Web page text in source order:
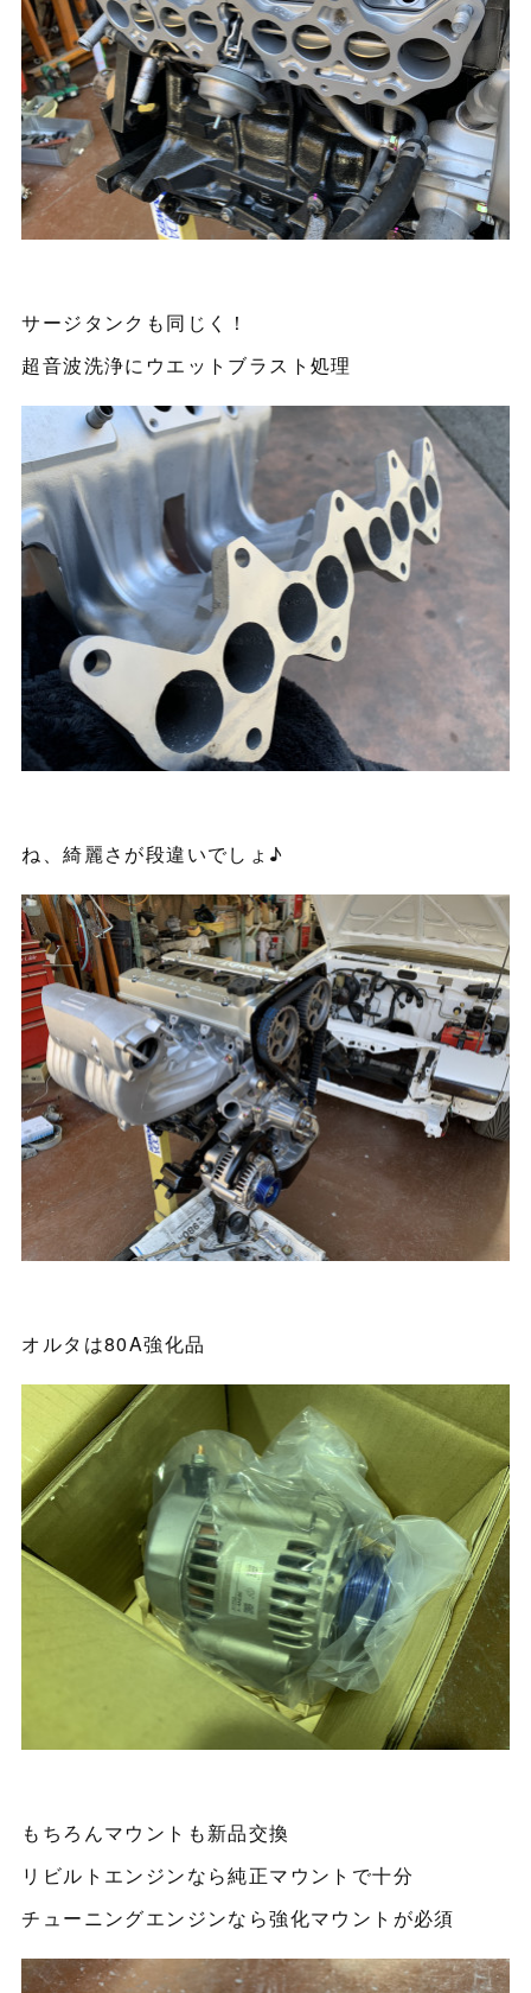
サージタンクも同じく！
超音波洗浄にウエットブラスト処理
ね、綺麗さが段違いでしょ♪
オルタは80A強化品
もちろんマウントも新品交換
リビルトエンジンなら純正マウントで十分
チューニングエンジンなら強化マウントが必須